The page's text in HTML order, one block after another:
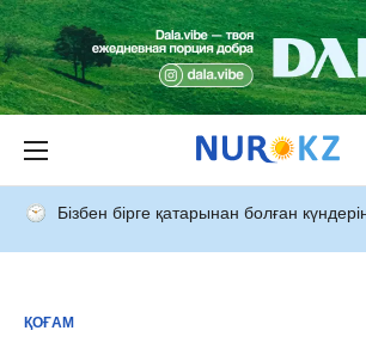
Бізбен бірге қатарынан болған
ҚОҒАМ